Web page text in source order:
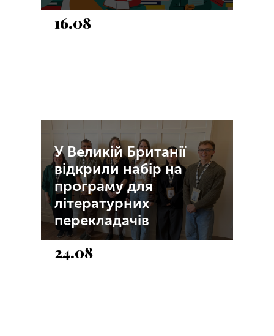
16.08
У Великій Британії
відкрили набір на
програму для
літературних
перекладачів
24.08